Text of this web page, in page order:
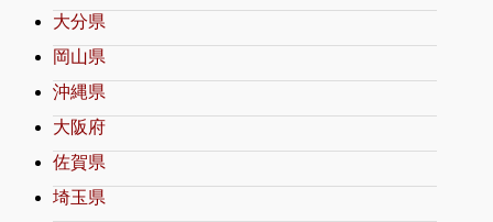
大分県
岡山県
沖縄県
大阪府
佐賀県
埼玉県